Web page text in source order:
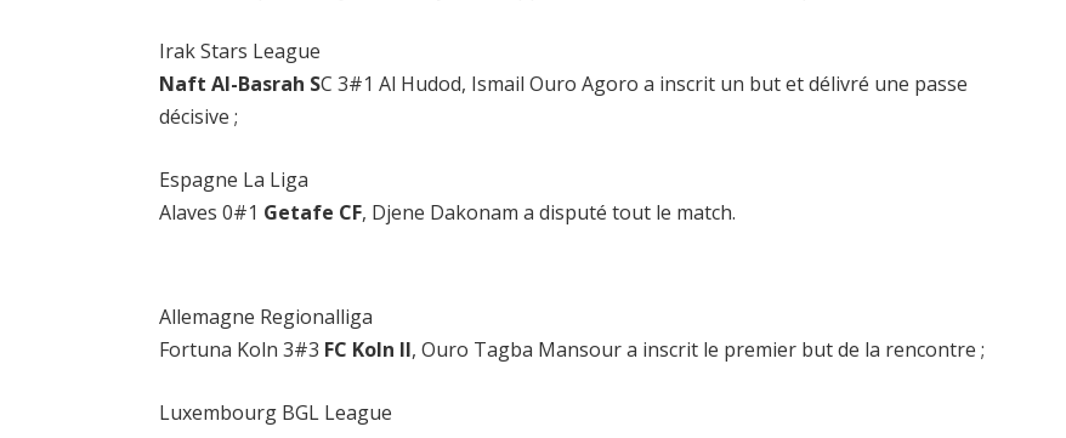
Irak Stars League
Naft Al-Basrah SC 3#1 Al Hudod, Ismail Ouro Agoro a inscrit un but et délivré une passe
décisive ;
Espagne La Liga
Alaves 0#1 Getafe CF, Djene Dakonam a disputé tout le match.
Allemagne Regionalliga
Fortuna Koln 3#3 FC Koln II, Ouro Tagba Mansour a inscrit le premier but de la rencontre ;
Luxembourg BGL League